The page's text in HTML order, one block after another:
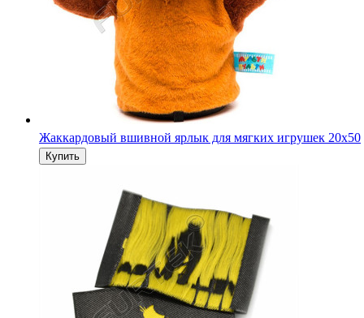
Жаккардовый вшивной ярлык для мягких игрушек 20х50